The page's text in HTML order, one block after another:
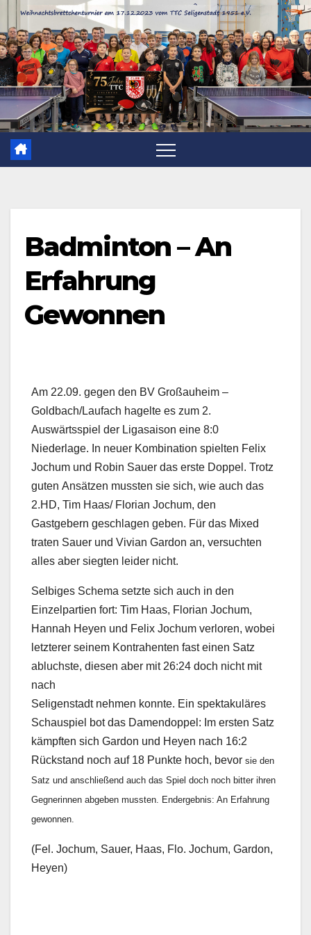
Zum
Inhalt
springen
Badminton – An
Erfahrung
Gewonnen
Am 22.09. gegen den BV Großauheim –
Goldbach/Laufach hagelte es zum 2.
Auswärtsspiel der Ligasaison eine 8:0
Niederlage. In neuer Kombination spielten Felix
Jochum und Robin Sauer das erste Doppel. Trotz
guten Ansätzen mussten sie sich, wie auch das
2.HD, Tim Haas/ Florian Jochum, den
Gastgebern geschlagen geben. Für das Mixed
traten Sauer und Vivian Gardon an, versuchten
alles aber siegten leider nicht.
Selbiges Schema setzte sich auch in den
Einzelpartien fort: Tim Haas, Florian Jochum,
Hannah Heyen und Felix Jochum verloren, wobei
letzterer seinem Kontrahenten fast einen Satz
abluchste, diesen aber mit 26:24 doch nicht mit
nach
Seligenstadt nehmen konnte. Ein spektakuläres
Schauspiel bot das Damendoppel: Im ersten Satz
kämpften sich Gardon und Heyen nach 16:2
Rückstand noch auf 18 Punkte hoch, bevor sie den
Satz und anschließend auch das Spiel doch noch bitter ihren
Gegnerinnen abgeben mussten. Endergebnis: An Erfahrung
gewonnen.
(Fel. Jochum, Sauer, Haas, Flo. Jochum, Gardon,
Heyen)